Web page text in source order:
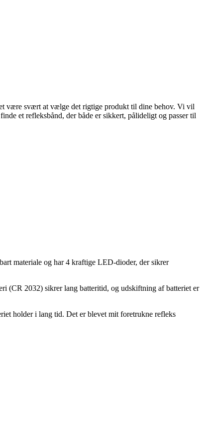
være svært at vælge det rigtige produkt til dine behov. Vi vil
et refleksbånd, der både er sikkert, pålideligt og passer til
materiale og har 4 kraftige LED-dioder, der sikrer
(CR 2032) sikrer lang batteritid, og udskiftning af batteriet er
holder i lang tid. Det er blevet mit foretrukne refleks